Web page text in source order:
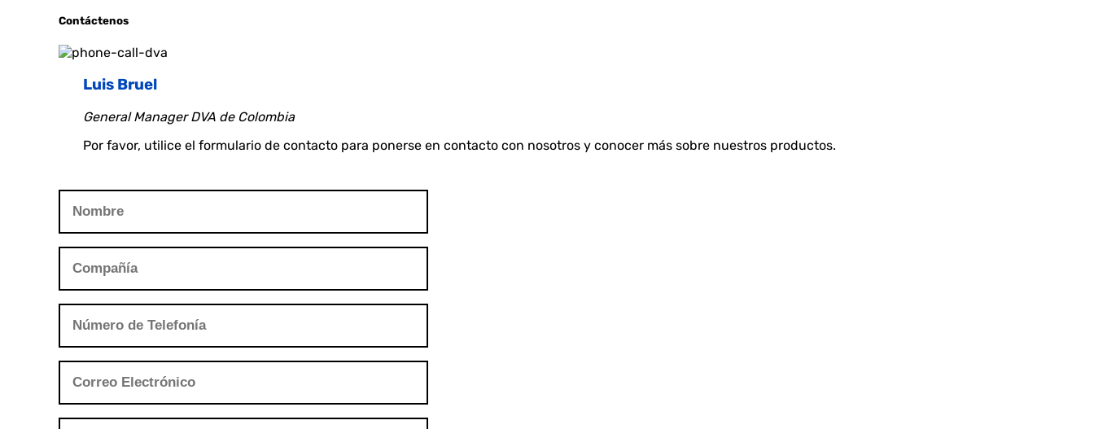
Contáctenos
Luis Bruel
General Manager DVA de Colombia
Por favor, utilice el formulario de contacto para ponerse en contacto con nosotros y conocer más sobre nuestros productos.